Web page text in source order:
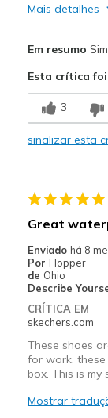
Mais detalhes
Contras
Poor Cushioning
Sizing
View On
Em resumo
Esta crítica
3
sinalizar esta
Great
Enviado há 8
Por Hopper
de Ohio
Describe
CRÍTICA EM
skechers.com
These shoes
for work,
box. This is
Mostrar